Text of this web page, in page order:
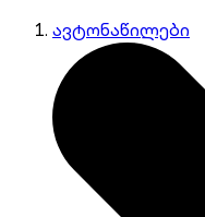
ავტონაწილები